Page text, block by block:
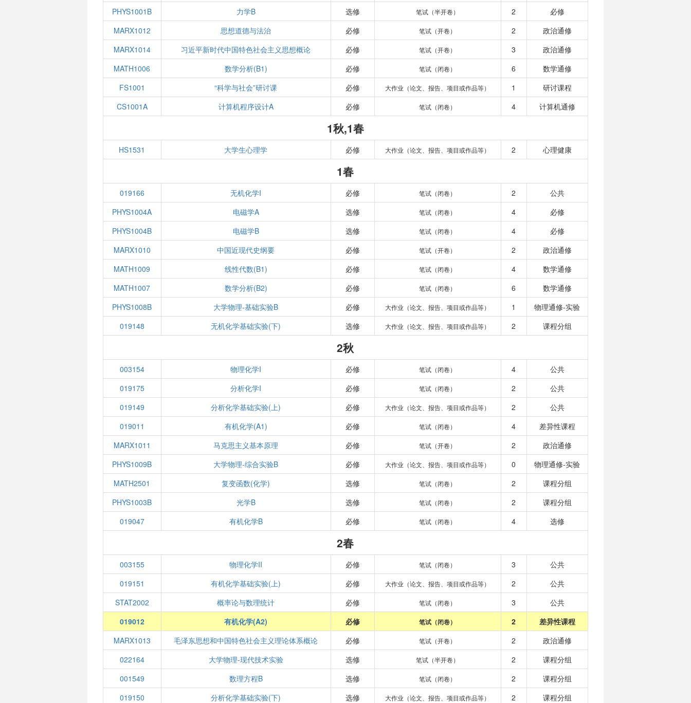
PHYS1001B
力学B 选修 笔试（半开卷） 2
必修
MARX1012
思想道德与法治 必修 笔试（开卷） 2
政治通修
MARX1014
习近平新时代中国特色社会主义思想概论 必修 笔试（开卷） 3
政治通修
MATH1006
数学分析(B1) 必修 笔试（闭卷） 6
数学通修
FS1001
“科学与社会”研讨课 必修 大作业（论文、报告、项目或作品等） 1
研讨课程
CS1001A
计算机程序设计A 必修 笔试（闭卷） 4 计算机通修
1秋,1春
HS1531 大学生心理学 必修 大作业（论文、报告、项目或作品等） 2 心理健康
1春
019166 无机化学I 必修 笔试（闭卷） 2
公共
PHYS1004A
电磁学A 选修 笔试（闭卷） 4
必修
PHYS1004B
电磁学B 选修 笔试（闭卷） 4
必修
MARX1010
中国近现代史纲要 必修 笔试（开卷） 2
政治通修
MATH1009
线性代数(B1) 必修 笔试（闭卷） 4
数学通修
MATH1007
数学分析(B2) 必修 笔试（闭卷） 6
数学通修
PHYS1008B
大学物理-基础实验B 必修 大作业（论文、报告、项目或作品等） 1
物理通修-实验
019148
无机化学基础实验(下) 选修 大作业（论文、报告、项目或作品等） 2 课程分组
2秋
003154 物理化学I 必修 笔试（闭卷） 4
公共
019175
分析化学I 必修 笔试（闭卷） 2
公共
019149
分析化学基础实验(上) 必修 大作业（论文、报告、项目或作品等） 2
公共
019011
有机化学(A1) 必修 笔试（闭卷） 4
差异性课程
MARX1011
马克思主义基本原理 必修 笔试（开卷） 2
政治通修
PHYS1009B
大学物理-综合实验B 必修 大作业（论文、报告、项目或作品等） 0
物理通修-实验
MATH2501
复变函数(化学) 选修 笔试（闭卷） 2
课程分组
PHYS1003B
光学B 选修 笔试（闭卷） 2
课程分组
019047
有机化学B 必修 笔试（闭卷） 4 选修
2春
003155 物理化学II 必修 笔试（闭卷） 3
公共
019151
有机化学基础实验(上) 必修 大作业（论文、报告、项目或作品等） 2
公共
STAT2002
概率论与数理统计 必修 笔试（闭卷） 3
公共
019012
有机化学(A2) 必修 笔试（闭卷） 2
差异性课程
MARX1013
毛泽东思想和中国特色社会主义理论体系概论 必修 笔试（开卷） 2
政治通修
022164
大学物理-现代技术实验 选修 笔试（半开卷） 2
课程分组
001549
数理方程B 选修 笔试（闭卷） 2
课程分组
019150
分析化学基础实验(下) 选修 大作业（论文、报告、项目或作品等） 2 课程分组